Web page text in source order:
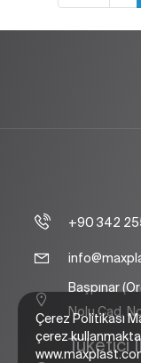
+90 342
Başpınar
Nolu Cad.
Tüketici
Çerez Politikası
çerez